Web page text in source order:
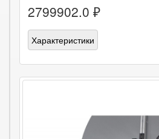
2799902.0 ₽
Характеристики